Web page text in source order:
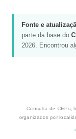
Fonte e
parte da base do
2026. Encontrou
Consulta de CEPs,
organizados por